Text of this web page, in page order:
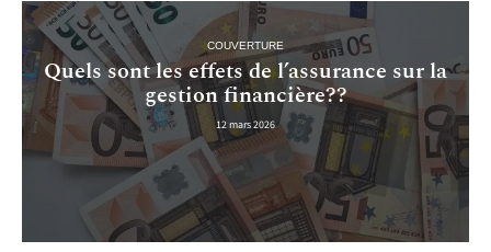
COUVERTURE
Quels sont les effets de l’assurance sur la
gestion financière??
12 mars 2026